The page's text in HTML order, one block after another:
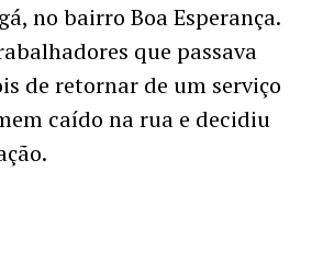
no bairro Boa Esperança.
que passava
de retornar de um serviço
caído na rua e decidiu